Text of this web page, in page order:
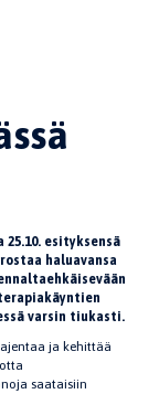
esityksensä
haluavansa
varsin tiukasti.
ja kehittää
saataisiin